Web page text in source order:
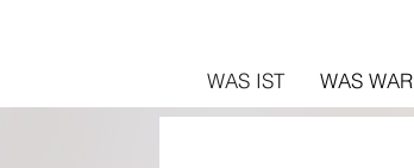
WAS IST WAS WAR